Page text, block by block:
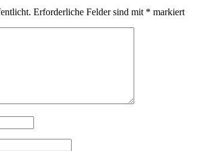
Erforderliche Felder sind mit * markiert